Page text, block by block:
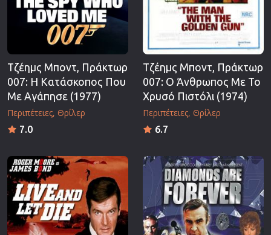
Τζέημς Μποντ, Πράκτωρ
007: Η Κατάσκοπος Που
Με Αγάπησε (1977)
Περιπέτειες Θρίλερ
7.0
Τζέημς Μποντ, Πράκτωρ
007: Ο Άνθρωπος Με Το
Χρυσό Πιστόλι (1974)
Περιπέτειες Θρίλερ
6.7